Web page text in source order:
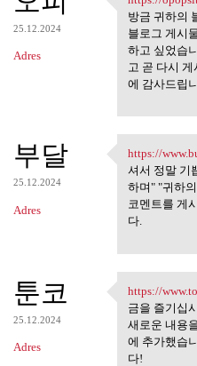
25.12.2024
Adres
https://
방금 귀하의
블로그 게시
하고 싶었습
고 곧 다시
에 감사드립
부달
25.12.2024
Adres
https://
https://
셔서 정말 기
하며" "귀하
코멘트를 게
다.
툰코
25.12.2024
Adres
https://
https://
금을 즐기십
새로운 내용
에 추가했습
다!